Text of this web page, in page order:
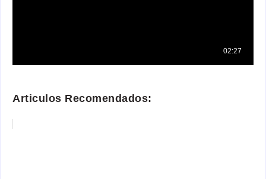
Articulos Recomendados: